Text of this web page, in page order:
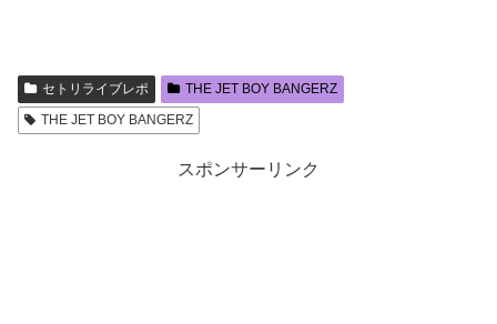
セトリライブレポ
THE JET BOY BANGERZ
THE JET BOY BANGERZ
スポンサーリンク